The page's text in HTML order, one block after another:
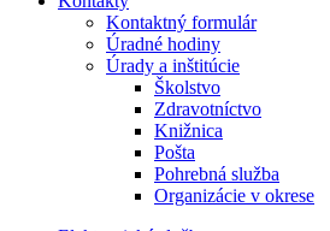
Kontaktný formulár
Úradné hodiny
Úrady a inštitúcie
Školstvo
Zdravotníctvo
Knižnica
Pošta
Pohrebná služba
Organizácie v okrese